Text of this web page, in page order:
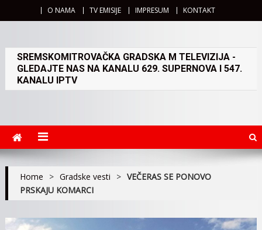
O NAMA TV EMISIJE IMPRESUM KONTAKT
SREMSKOMITROVAČKA GRADSKA M TELEVIZIJA -
GLEDAJTE NAS NA KANALU 629. SUPERNOVA I 547.
KANALU IPTV
Home > Gradske vesti > VEČERAS SE PONOVO
PRSKAJU KOMARCI